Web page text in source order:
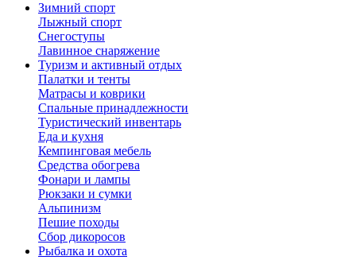
Зимний спорт
Лыжный спорт
Снегоступы
Лавинное снаряжение
Туризм и активный отдых
Палатки и тенты
Матрасы и коврики
Спальные принадлежности
Туристический инвентарь
Еда и кухня
Кемпинговая мебель
Средства обогрева
Фонари и лампы
Рюкзаки и сумки
Альпинизм
Пешие походы
Сбор дикоросов
Рыбалка и охота